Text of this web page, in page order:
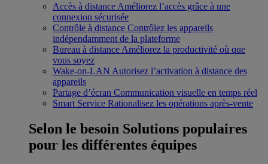
Accès à distance Améliorez l’accès grâce à une
connexion sécurisée
Contrôle à distance Contrôlez les appareils
indépendamment de la plateforme
Bureau à distance Améliorez la productivité où que
vous soyez
Wake-on-LAN Autorisez l’activation à distance des
appareils
Partage d’écran Communication visuelle en temps réel
Smart Service Rationalisez les opérations après-vente
Selon le besoin Solutions populaires
pour les différentes équipes